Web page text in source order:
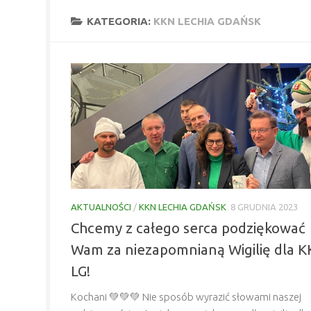
KATEGORIA: KKN LECHIA GDAŃSK
AKTUALNOŚCI / KKN LECHIA GDAŃSK 8 GRUDNIA 2023
Chcemy z całego serca podziękować
Wam za niezapomnianą Wigilię dla
LG!
Kochani 💚💚💚 Nie sposób wyrazić słowami naszej